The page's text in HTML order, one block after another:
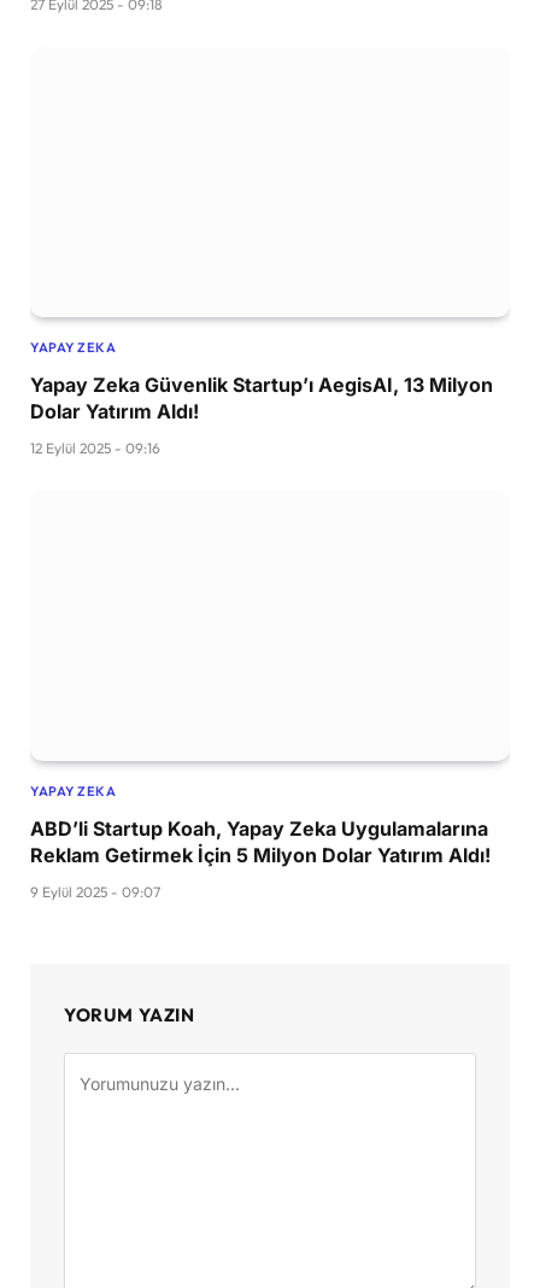
27 Eylül 2025 - 09:18
YAPAY ZEKA
Yapay Zeka Güvenlik Startup’ı AegisAI, 13 Milyon
Dolar Yatırım Aldı!
12 Eylül 2025 - 09:16
YAPAY ZEKA
ABD’li Startup Koah, Yapay Zeka Uygulamalarına
Reklam Getirmek İçin 5 Milyon Dolar Yatırım Aldı!
9 Eylül 2025 - 09:07
YORUM YAZIN